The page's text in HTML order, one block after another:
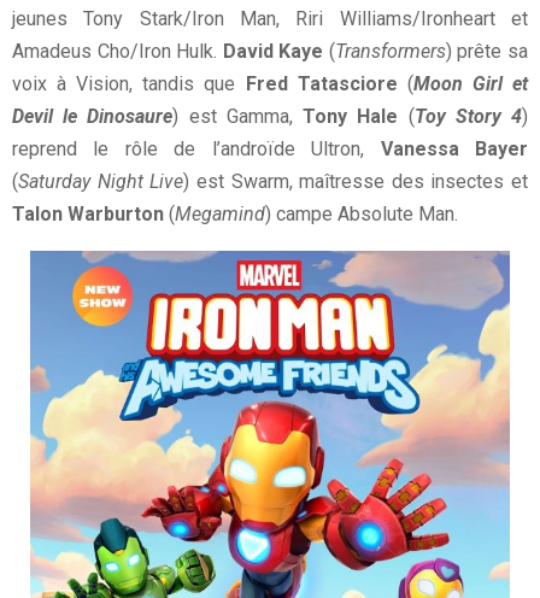
jeunes Tony Stark/Iron Man, Riri Williams/Ironheart et
Amadeus Cho/Iron Hulk. David Kaye (Transformers) prête sa
voix à Vision, tandis que Fred Tatasciore (Moon Girl et
Devil le Dinosaure) est Gamma,Tony Hale (Toy Story 4)
reprend le rôle de l’androïde Ultron, Vanessa Bayer
(Saturday Night Live) est Swarm, maîtresse des insectes et
Talon Warburton (Megamind) campe Absolute Man.